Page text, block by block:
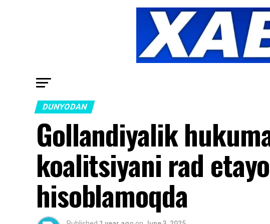
DUNYODAN
Gollandiyalik
koalitsiyani rad
hisoblamoqda